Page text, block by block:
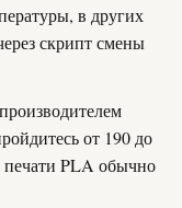
в других
скрипт смены
от 190 до
печати PLA обычно